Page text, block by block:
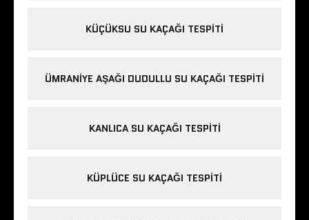
KÜÇÜKSU SU KAÇAĞI TESPITI
ÜMRANIYE AŞAĞI DUDULLU SU KAÇAĞI TESPITI
KANLICA SU KAÇAĞI TESPITI
KÜPLÜCE SU KAÇAĞI TESPITI